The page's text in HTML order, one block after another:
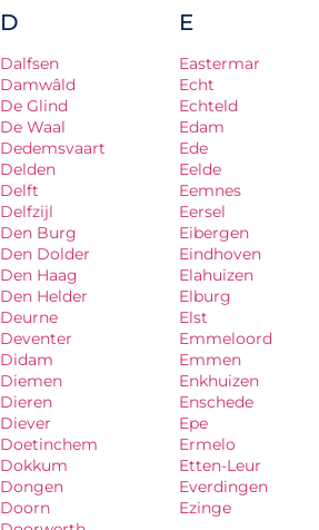
D
Dalfsen
Damwâld
De Glind
De Waal
Dedemsvaart
Delden
Delft
Delfzijl
Den Burg
Den Dolder
Den Haag
Den Helder
Deurne
Deventer
Didam
Diemen
Dieren
Diever
Doetinchem
Dokkum
Dongen
Doorn
E
Eastermar
Echt
Echteld
Edam
Ede
Eelde
Eemnes
Eersel
Eibergen
Eindhoven
Elahuizen
Elburg
Elst
Emmeloord
Emmen
Enkhuizen
Enschede
Epe
Ermelo
Etten-Leur
Everdingen
Ezinge